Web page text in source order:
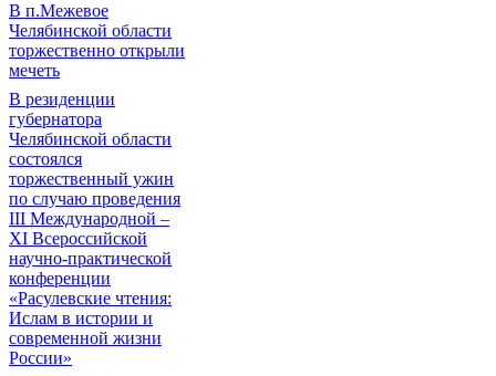
В п.Межевое
Челябинской области
торжественно открыли
мечеть
В резиденции
губернатора
Челябинской области
состоялся
торжественный ужин
по случаю проведения
III Международной –
XI Всероссийской
научно-практической
конференции
«Расулевские чтения:
Ислам в истории и
современной жизни
России»